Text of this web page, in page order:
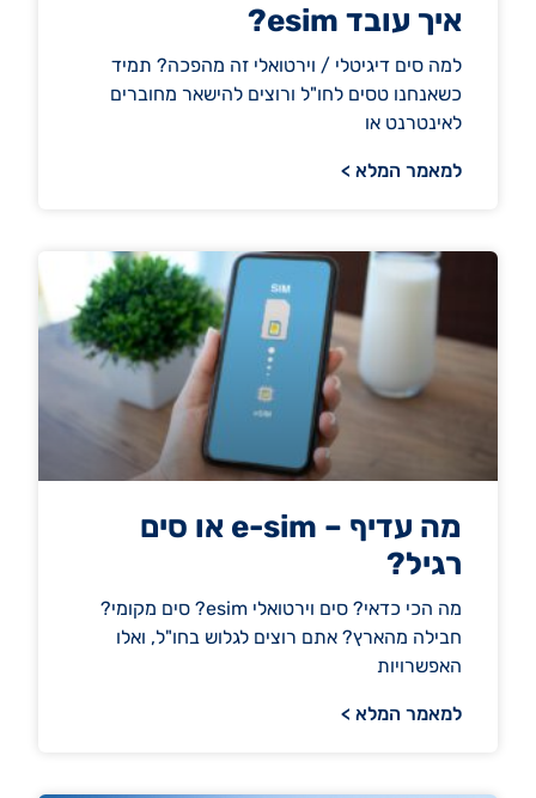
איך עובד esim?
למה סים דיגיטלי / וירטואלי זה מהפכה? תמיד
כשאנחנו טסים לחו"ל ורוצים להישאר מחוברים
לאינטרנט או
למאמר המלא >
מה עדיף – e-sim או סים
רגיל?
מה הכי כדאי? סים וירטואלי esim? סים מקומי?
חבילה מהארץ? אתם רוצים לגלוש בחו"ל, ואלו
האפשרויות
למאמר המלא >